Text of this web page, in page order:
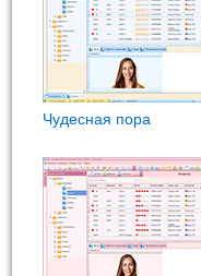
Чудесная пора